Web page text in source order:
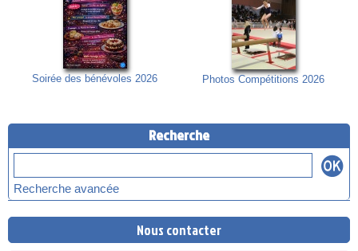
Soirée des bénévoles 2026 Photos Compétitions 2026
Recherche
Recherche avancée
Nous contacter